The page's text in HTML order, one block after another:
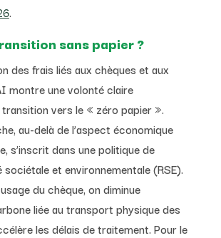
.
sans papier ?
des frais liés aux chèques et aux
montre une volonté claire
transition vers le « zéro papier ».
au-delà de l’aspect économique
s’inscrit dans une politique de
et environnementale (RSE).
du chèque, on diminue
liée au transport physique des
les délais de traitement. Pour le